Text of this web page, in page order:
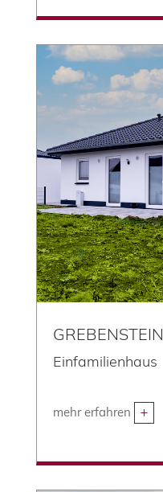
GREBENSTEIN
Einfamilienhaus
mehr erfahren